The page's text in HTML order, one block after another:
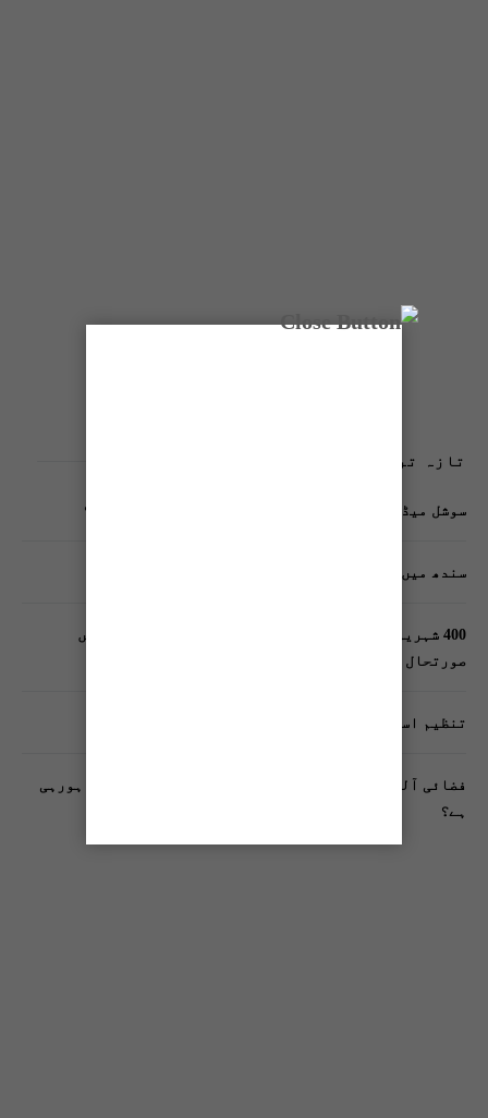
تازہ ترین پوسٹس
سوشل میڈیا پر وکڑی پوسٹ ڈیجیٹل شناخت کیلیے خطرہ؟
سندھ میں گاڑیوں کی انشورنس لازمی قرار
400 شہریوں کیلئے ایک پولیس اہلکار لازمی، کراچی میں
صورتحال کیا ہے؟
تنظیم اسلامی کے زیرِ اہتمام ملک گیر آگاہی مہم!
فضائی آلودگی انسانی دماغ کیلیے کیسے خطرناک ثابت ہورہی
ہے؟